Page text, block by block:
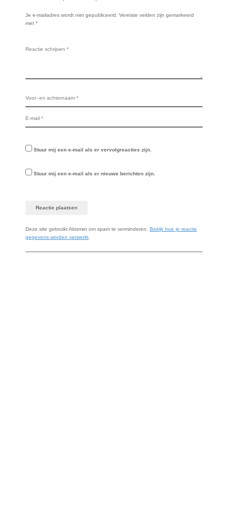
Je e-mailadres wordt niet gepubliceerd.
Vereiste velden zijn gemarkeerd
met *
Stuur mij een e-mail als er vervolgreacties zijn.
Stuur mij een e-mail als er nieuwe berichten zijn.
Deze site gebruikt Akismet om spam te verminderen. Bekijk hoe je reactie
gegevens worden verwerkt